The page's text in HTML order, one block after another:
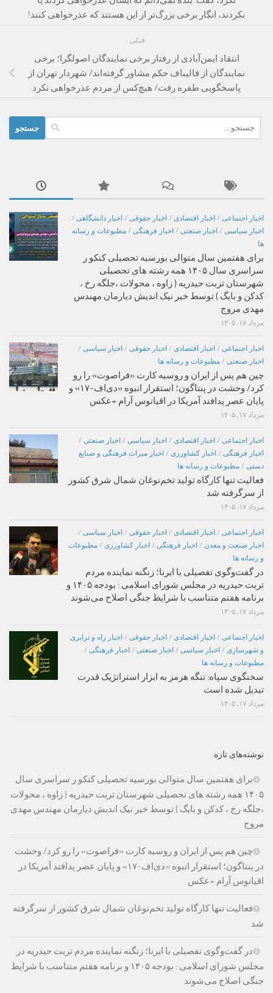
نکردند، انگار برخی بزرگ‌تر از این هستند که عذرخواهی کنند!
قبلی
انتقاد ایمن‌آبادی از رفتار برخی نمایندگان اصولگرا؛ برخی
نمایندگان از قالیباف حکم مشاور گرفته‌اند/ شهردار تهران از
پاسخگویی طفره رفت/ هیچ‌کس از مردم عذرخواهی نکرد
برای:
اخبار اجتماعی / اخبار اقتصادی / اخبار حقوقی / اخبار دانشگاهی /
اخبار سیاسی / اخبار صنعتی / اخبار فرهنگی / مطبوعات و رسانه
ها
برای هفتمین سال متوالی بورسیه تحصیلی کنکو ر
سراسری سال ۱۴۰۵ همه رشته های تحصیلی
شهرستان تربت حیدریه ( زاوه ، محولات ،جلگه رخ ،
کدکن و بایگ ) توسط خیر نیک اندیش دیارمان مهندس
مهدی مروج
مرداد ۱۷, ۱۴۰۵
اخبار اجتماعی / اخبار اقتصادی / اخبار حقوقی / اخبار سیاسی /
اخبار صنعتی / مطبوعات و رسانه ها
چین هم پس از ایران و روسیه کارت «فراصوت» را رو
کرد/ وحشت در پنتاگون؛ استقرار انبوه «دی‌اف‑۱۷» و
پایان عصر پدافند آمریکا در اقیانوس آرام +عکس
مرداد ۱۷, ۱۴۰۵
اخبار اجتماعی / اخبار اقتصادی / اخبار سیاسی / اخبار صنعتی /
اخبار فرهنگی / اخبار کشاورزی / اخبار میراث فرهنگی و صنایع
دستی / مطبوعات و رسانه ها
فعالیت تنها کارگاه تولید تخم‌نوغان شمال شرق کشور
از سرگرفته شد
مرداد ۱۷, ۱۴۰۵
اخبار اجتماعی / اخبار اقتصادی / اخبار حقوقی / اخبار سیاسی /
اخبار صنعت و معدن / اخبار فرهنگی / اخبار کشاورزی / مطبوعات
و رسانه ها
در گفت‌وگوی تفصیلی با ایرنا؛ زنگنه نماینده مردم
تربت حیدریه در مجلس شورای اسلامی : بودجه ۱۴۰۵ و
برنامه هفتم متناسب با شرایط جنگی اصلاح می‌شوند
مرداد ۱۷, ۱۴۰۵
اخبار اجتماعی / اخبار اقتصادی / اخبار حقوقی / اخبار راه و ترابری
و شهرسازی / اخبار سیاسی / اخبار صنعتی / اخبار فرهنگی /
مطبوعات و رسانه ها
سخنگوی سپاه: تنگه هرمز به ابزار استراتژیک قدرت
تبدیل شده است
مرداد ۱۷, ۱۴۰۵
نوشته‌های تازه
برای هفتمین سال متوالی بورسیه تحصیلی کنکو ر سراسری سال
۱۴۰۵ همه رشته های تحصیلی شهرستان تربت حیدریه ( زاوه ، محولات
،جلگه رخ ، کدکن و بایگ ) توسط خیر نیک اندیش دیارمان مهندس مهدی
مروج
چین هم پس از ایران و روسیه کارت «فراصوت» را رو کرد/ وحشت
در پنتاگون؛ استقرار انبوه «دی‌اف‑۱۷» و پایان عصر پدافند آمریکا در
اقیانوس آرام +عکس
فعالیت تنها کارگاه تولید تخم‌نوغان شمال شرق کشور از سرگرفته
شد
در گفت‌وگوی تفصیلی با ایرنا؛ زنگنه نماینده مردم تربت حیدریه در
مجلس شورای اسلامی : بودجه ۱۴۰۵ و برنامه هفتم متناسب با شرایط
جنگی اصلاح می‌شوند